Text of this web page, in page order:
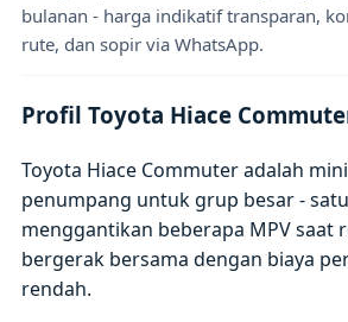
bulanan - harga indikatif transparan,
rute, dan sopir via WhatsApp.
Profil Toyota Hiace
Toyota Hiace Commuter adalah
penumpang untuk grup besar -
menggantikan beberapa MPV saat
bergerak bersama dengan biaya
rendah.